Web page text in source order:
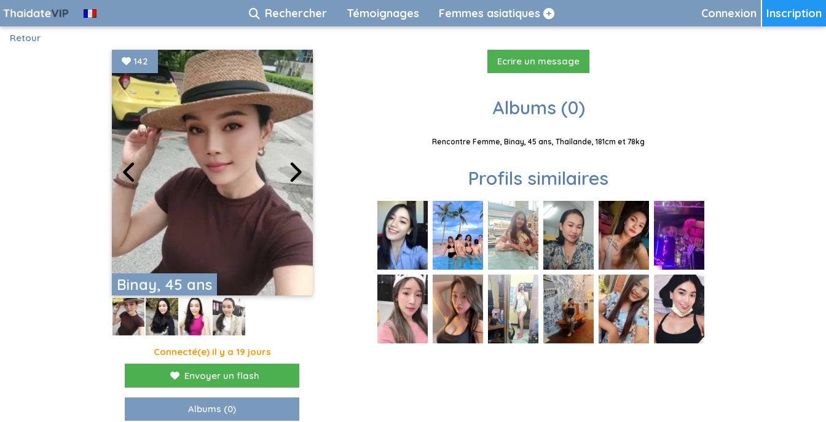
Inscription
Connexion
Rechercher Témoignages Femmes asiatiques
Retour
Binay, 45 ans
142
Connecté(e) il y a 19 jours
Envoyer un flash
Albums (0)
Ecrire un message
Albums (0)
Rencontre Femme, Binay, 45 ans, Thaïlande, 181cm et 78kg
Profils similaires